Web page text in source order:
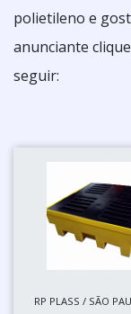
polietileno e
anunciante
seguir:
RP PLASS / SÃO